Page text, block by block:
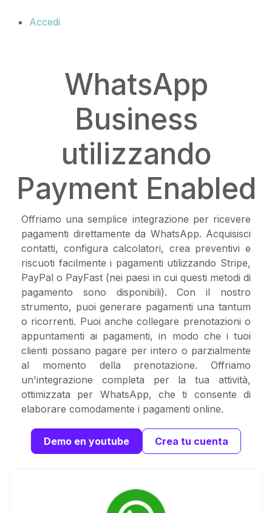
Accedi
WhatsApp
Business
utilizzando
Payment Enabled
Offriamo una semplice integrazione per ricevere
pagamenti direttamente da WhatsApp. Acquisisci
contatti, configura calcolatori, crea preventivi e
riscuoti facilmente i pagamenti utilizzando Stripe,
PayPal o PayFast (nei paesi in cui questi metodi di
pagamento sono disponibili). Con il nostro
strumento, puoi generare pagamenti una tantum
o ricorrenti. Puoi anche collegare prenotazioni o
appuntamenti ai pagamenti, in modo che i tuoi
clienti possano pagare per intero o parzialmente
al momento della prenotazione. Offriamo
un'integrazione completa per la tua attività,
ottimizzata per WhatsApp, che ti consente di
elaborare comodamente i pagamenti online.
Demo en youtube Crea tu cuenta